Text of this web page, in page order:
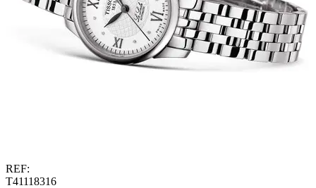
REF:
T41118316